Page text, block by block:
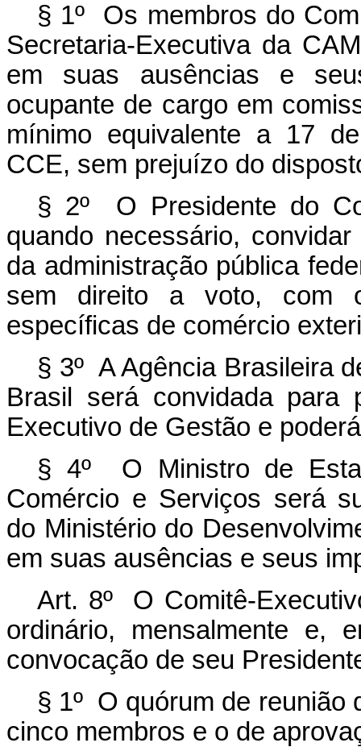
§ 1º Os membros do
Secretaria-Executiva da
em suas ausências e
ocupante de cargo em
mínimo equivalente a 17
CCE, sem prejuízo do
§ 2º O Presidente do
quando necessário,
da administração pública
sem direito a voto, com
específicas de comércio
§ 3º A Agência Brasileira
Brasil será convidada para
Executivo de Gestão e
§ 4º O Ministro de
Comércio e Serviços será
do Ministério do
em suas ausências e seus
Art. 8º O Comitê-
ordinário, mensalmente e,
convocação de seu
§ 1º O quórum de reunião
cinco membros e o de